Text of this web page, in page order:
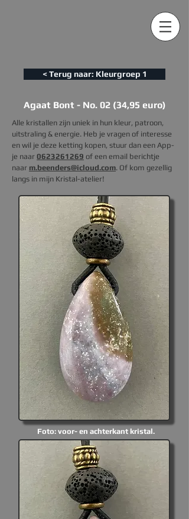
< Terug naar: Kleurgroep 1
Agaat Bont - No. 02 (34,95 euro)
Alle kristallen zijn uniek in hun kleur, patroon,
uitstraling & energie. Heb je vragen of interesse
en wil je deze ketting kopen, stuur dan een App-
je naar 0623261269 of een email berichtje
naar m.beenders@icloud.com. Of kom gezellig
langs in mijn Kristal-atelier!
Foto: voor- en achterkant kristal.